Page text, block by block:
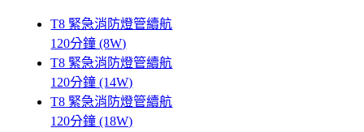
T8 緊急消防燈管續航
120分鐘 (8W)
T8 緊急消防燈管續航
120分鐘 (14W)
T8 緊急消防燈管續航
120分鐘 (18W)